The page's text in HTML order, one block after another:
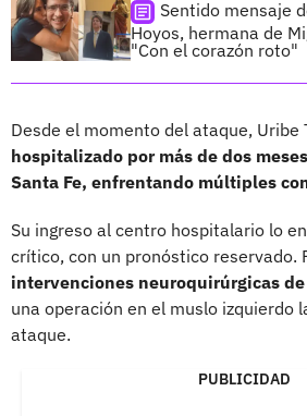
Sentido mensaje
Hoyos, hermana de
"Con el corazón roto"
Desde el momento del ataque, Uribe
hospitalizado por más de dos
Santa Fe, enfrentando múltiples
Su ingreso al centro hospitalario lo
crítico, con un pronóstico reservado.
intervenciones neuroquirúrgicas
una operación en el muslo izquierdo
ataque.
PUBLICIDAD